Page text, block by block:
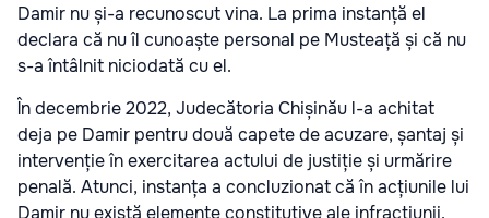
Damir nu și-a recunoscut vina. La prima instanță el
declara că nu îl cunoaște personal pe Musteață și că nu
s-a întâlnit niciodată cu el.
În decembrie 2022, Judecătoria Chișinău l-a achitat
deja pe Damir pentru două capete de acuzare, șantaj și
intervenție în exercitarea actului de justiție și urmărire
penală. Atunci, instanța a concluzionat că în acțiunile lui
Damir nu există elemente constitutive ale infracțiunii.